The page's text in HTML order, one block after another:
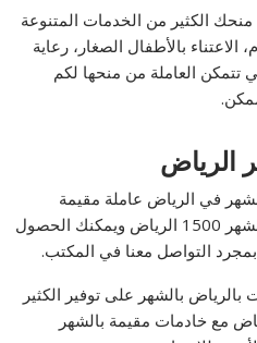
الكثير من الخدمات المتنوعة
بالأطفال الصغار، رعاية
تتمكن العاملة من منحها لكم
الرياض
في الرياض عاملة مقيمة
بالشهر الرياض وكذلك شغالات بالشهر 1500 الرياض ويمكنك الحصول
التواصل معنا في المكتب.
بالشهر على توفير الكثير
مع خادمات مقيمة بالشهر